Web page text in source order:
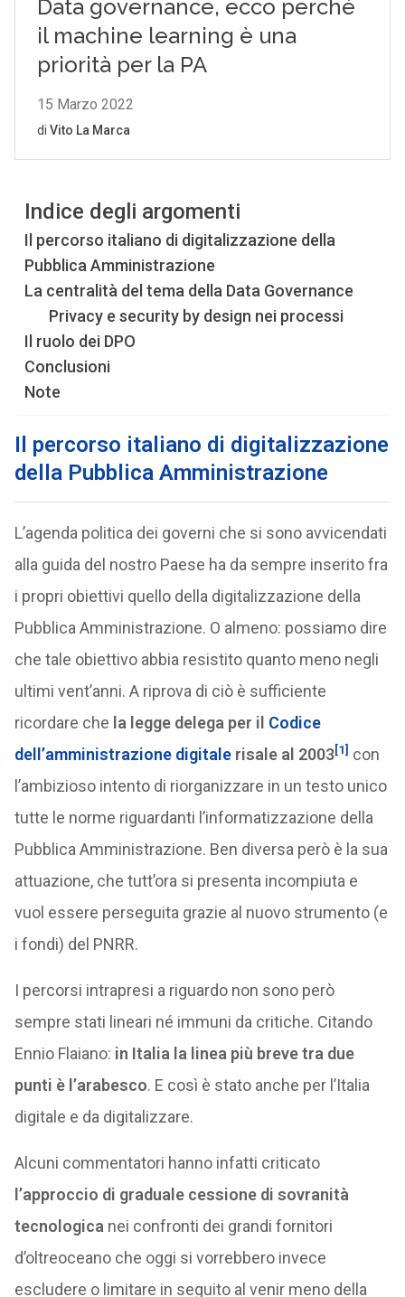
Indice degli argomenti
Il percorso italiano di digitalizzazione della
Pubblica Amministrazione
La centralità del tema della Data Governance
Privacy e security by design nei processi
Il ruolo dei DPO
Conclusioni
Note
Il percorso italiano di digitalizzazione
della Pubblica Amministrazione
L’agenda politica dei governi che si sono avvicendati
alla guida del nostro Paese ha da sempre inserito fra
i propri obiettivi quello della digitalizzazione della
Pubblica Amministrazione. O almeno: possiamo dire
che tale obiettivo abbia resistito quanto meno negli
ultimi vent’anni. A riprova di ciò è sufficiente
ricordare che la legge delega per il Codice
dell’amministrazione digitalerisale al 2003[1] con
l’ambizioso intento di riorganizzare in un testo unico
tutte le norme riguardanti l’informatizzazione della
Pubblica Amministrazione. Ben diversa però è la sua
attuazione, che tutt’ora si presenta incompiuta e
vuol essere perseguita grazie al nuovo strumento (e
i fondi) del PNRR.
I percorsi intrapresi a riguardo non sono però
sempre stati lineari né immuni da critiche. Citando
Ennio Flaiano: in Italia la linea più breve tra due
punti è l’arabesco. E così è stato anche per l’Italia
digitale e da digitalizzare.
Alcuni commentatori hanno infatti criticato
l’approccio di graduale cessione di sovranità
tecnologica nei confronti dei grandi fornitori
d’oltreoceano che oggi si vorrebbero invece
escludere o limitare in seguito al venir meno della